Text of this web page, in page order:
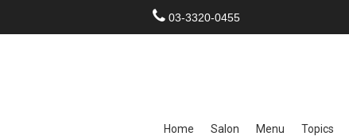
03-3320-0455
Home Salon Menu Topics